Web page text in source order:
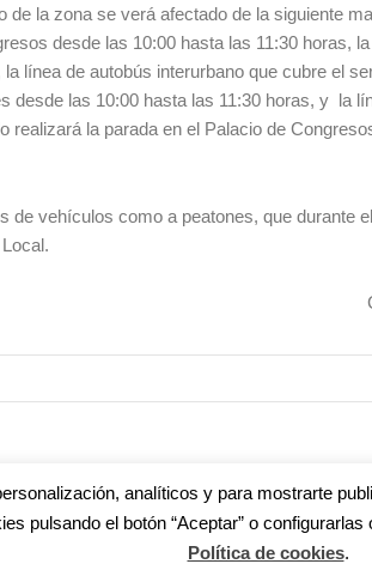
la zona se verá afectado de la siguiente
desde las 10:00 hasta las 11:30 horas,
línea de autobús interurbano que cubre el
desde las 10:00 hasta las 11:30 horas, y la
la parada en el Palacio de
de vehículos como a peatones, que durante
a 31 de
Aviso legal Política de privacidad
analíticos y para mostrarte
pulsando el botón “Aceptar” o
Política de cookies.